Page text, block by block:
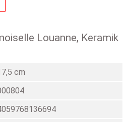
Louanne, Keramik
cm